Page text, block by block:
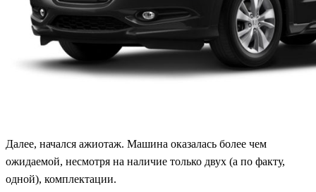
Далее, начался ажиотаж. Машина оказалась более чем
ожидаемой, несмотря на наличие только двух (а по факту,
одной), комплектации.